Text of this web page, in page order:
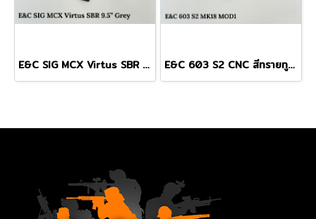
E&C SIG MCX Virtus SBR 9.5" สีเทา บอดี้โลหะ Gen 2 (QD 2.0) E&C 603 S2 CNC สีทรายทูโทน MK18 MOD1 บอดี้โลหะ Gen 2